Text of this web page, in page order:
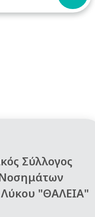
Σύλλογος
Λύκου "ΘΑΛΕΙΑ"